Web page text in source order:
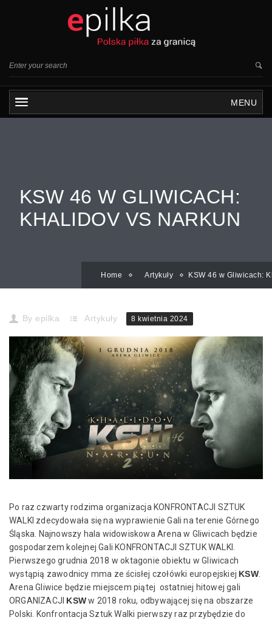
MENU
KSW 46 W GLIWICACH:
KHALIDOV VS NARKUN
Home Artykuły KSW 46 w Gliwicach:
By epilka Artykuły 8 kwietnia 2024
Po raz czwarty rodzima organizacja KONFRONTACJI SZTUK
WALKI zdecydowała się na wyprawienie Gali na terenie Górnego
Śląska. Najnowszy hala widowiskowa Arena w Gliwicach będzie
gospodarzem kolejnej Gali KONFRONTACJI SZTUK WALKI.
Pierwszego grudnia 2018 w oktagonie obiektu w Gliwicach
wystąpią zawodnicy mma ze ścisłej czołówki europejskiej KSW.
Arena Gliwice będzie miejscem piątej ostatniej hitowej gali
ORGANIZACJI KSWw 2018 roku, odbywającej się na obszarze
Polski. Konfrontacja Sztuk Walki pierwszy raz przybędzie do